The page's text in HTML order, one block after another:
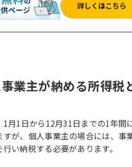
詳しくはこちら
業主が納める所得税
1月1日から12月31日までの1年間
すが、個人事業主の場合には、
い納税する必要があります。